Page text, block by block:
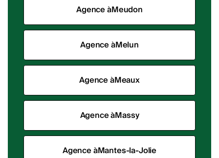
Agence àMeudon
Agence àMelun
Agence àMeaux
Agence àMassy
Agence àMantes-la-Jolie